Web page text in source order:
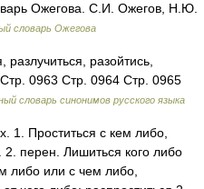
Ожегова. С.И. Ожегов, Н.Ю.
словарь Ожегова
разлучиться, разойтись,
0963 Стр. 0964 Стр. 0965
словарь синонимов русского языка
1. Проститься с кем либо,
2. перен. Лишиться кого либо
либо или с чем либо,